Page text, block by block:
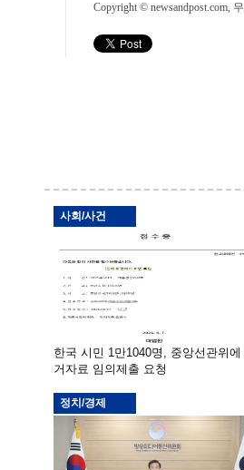
Copyright © newsandpost.com,
사회/사건
한국 시민 1만1040명, 중앙선관위에
거자료 임의제출 요청
정치/경제